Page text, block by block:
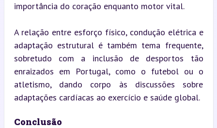
importância do coração enquanto motor vital.
A relação entre esforço físico, condução elétrica e
adaptação estrutural é também tema frequente,
sobretudo com a inclusão de desportos tão
enraizados em Portugal, como o futebol ou o
atletismo, dando corpo às discussões sobre
adaptações cardíacas ao exercício e saúde global.
Conclusão